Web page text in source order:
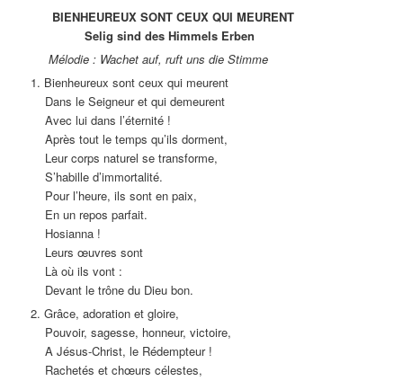
BIENHEUREUX SONT CEUX QUI MEURENT
Selig sind des Himmels Erben
Mélodie : Wachet auf, ruft uns die Stimme
1. Bienheureux sont ceux qui meurent
Dans le Seigneur et qui demeurent
Avec lui dans l’éternité !
Après tout le temps qu’ils dorment,
Leur corps naturel se transforme,
S’habille d’immortalité.
Pour l’heure, ils sont en paix,
En un repos parfait.
Hosianna !
Leurs œuvres sont
Là où ils vont :
Devant le trône du Dieu bon.
2. Grâce, adoration et gloire,
Pouvoir, sagesse, honneur, victoire,
A Jésus-Christ, le Rédempteur !
Rachetés et chœurs célestes,